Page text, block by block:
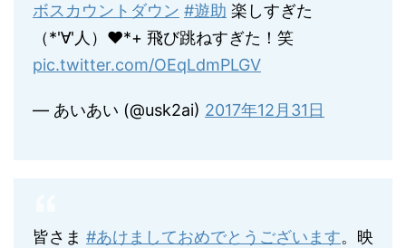
ボスカウントダウン #遊助 楽しすぎた
（*'∀'人）♥*+ 飛び跳ねすぎた！笑
pic.twitter.com/OEqLdmPLGV
— あいあい (@usk2ai) 2017年12月31日
皆さま #あけましておめでとうございます。映